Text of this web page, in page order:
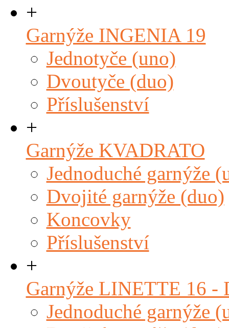
+
Garnýže INGENIA 19
Jednotyče (uno)
Dvoutyče (duo)
Příslušenství
+
Garnýže KVADRATO
Jednoduché garnýže
Dvojité garnýže (duo)
Koncovky
Příslušenství
+
Garnýže LINETTE 16 -
Jednoduché garnýže